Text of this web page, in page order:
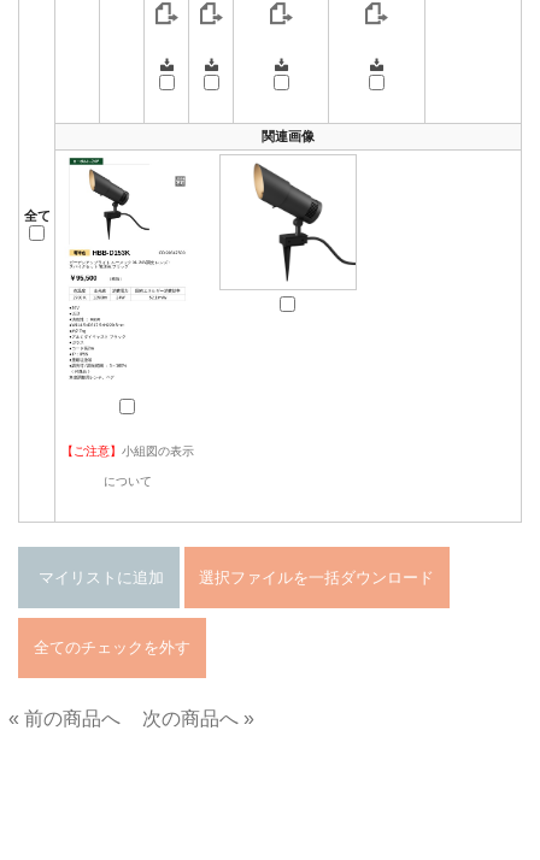
全て
関連画像
【ご注意】 小組図の表示
について
« 前の商品へ
次の商品へ »